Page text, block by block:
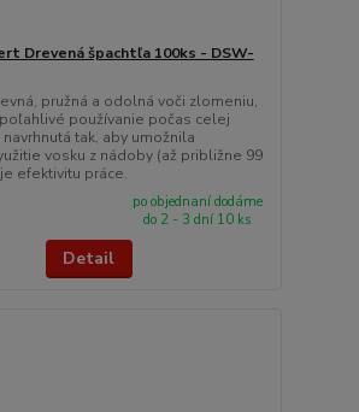
Drevená špachtľa 100ks - DSW-
pružná a odolná voči zlomeniu,
používanie počas celej
navrhnutá tak, aby umožnila
vosku z nádoby (až približne 99
efektivitu práce.
po objednaní dodáme
do 2 - 3 dní 10 ks
Detail